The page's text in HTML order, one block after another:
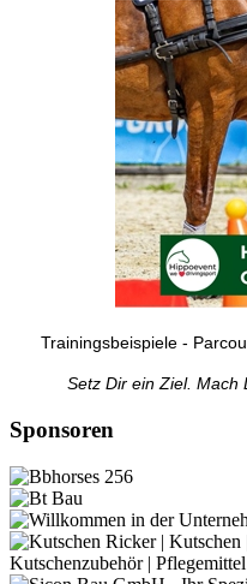
Trainingsbeispiele -
Setz Dir ein Ziel. Mach
Sponsoren